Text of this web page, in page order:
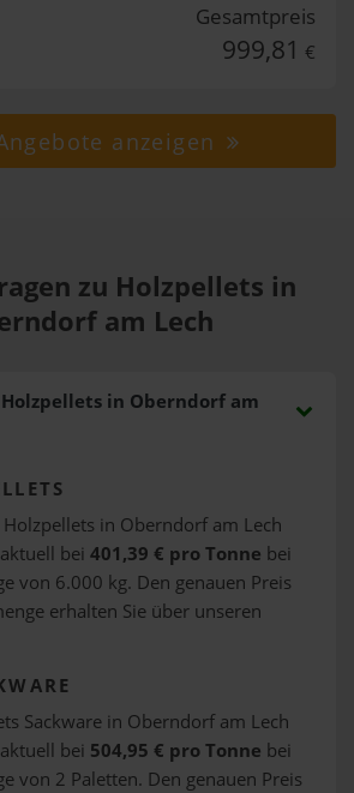
Gesamtpreis
999,81 €
anzeigen
zu Holzpellets in
am Lech
in Oberndorf am
in Oberndorf am Lech
bei 401,39 € pro Tonne bei
von 6.000 kg. Den genauen Preis
erhalten Sie über unseren
Sackware in Oberndorf am Lech
bei 504,95 € pro Tonne bei
von 2 Paletten. Den genauen Preis